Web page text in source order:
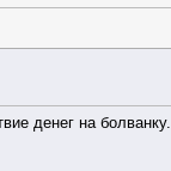
денег на болванку.